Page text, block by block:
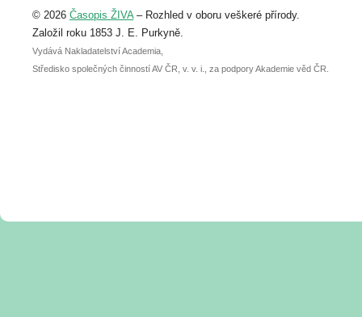
abstraktu přihlášené přednášky nebo
posteru je už 30. června.
© 2026 Časopis ŽIVA– Rozhled v oboru veškeré přírody.
Založil roku 1853 J. E. Purkyně.
Vydává Nakladatelství Academia,
Středisko společných činností AV ČR, v. v. i., za podpory Akademie věd ČR.